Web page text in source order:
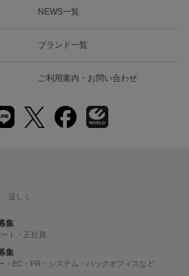
NEWS一覧
ブランド一覧
ご利用案内・お問い合わせ
逞しく
集
ト・正社員
集
・EC・PR・システム・バックオフィスなど